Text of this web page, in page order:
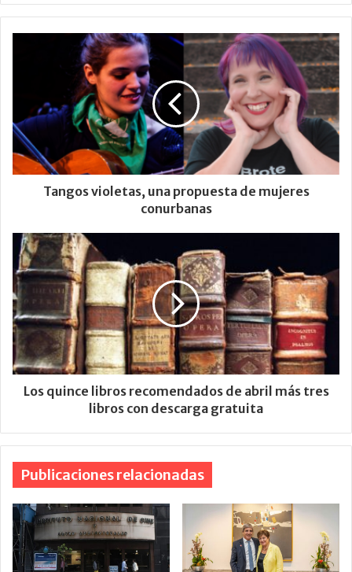
Tangos violetas, una propuesta de mujeres
conurbanas
Los quince libros recomendados de abril más tres
libros con descarga gratuita
Publicaciones relacionadas